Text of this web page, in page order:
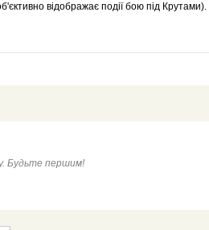
відображає події бою під Крутами).
Будьте першим!